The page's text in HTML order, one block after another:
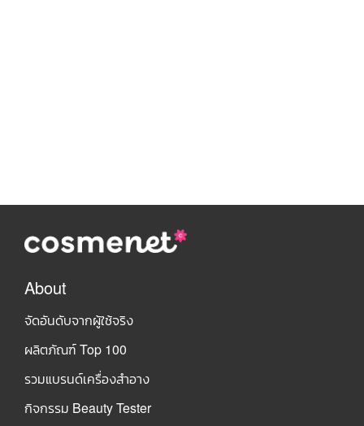
About
จัดอันดับจากผู้ใช้จริง
ผลิตภัณฑ์ Top 100
รวมแบรนด์เครื่องสำอาง
กิจกรรม Beauty Tester